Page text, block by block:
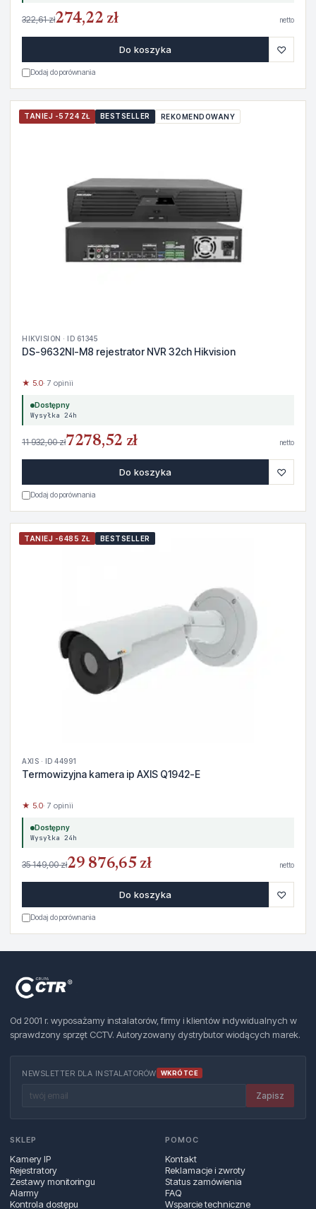
322,61 zł274,22 zł netto
Do koszyka ♡
Dodaj do porównania
TANIEJ -5724 ZŁ BESTSELLER REKOMENDOWANY
HIKVISION · ID 61345
DS-9632NI-M8 rejestrator NVR 32ch Hikvision
★ 5.0· 7 opinii
Dostępny
Wysyłka 24h
11 932,00 zł7278,52 zł netto
Do koszyka ♡
Dodaj do porównania
TANIEJ -6485 ZŁ BESTSELLER
AXIS · ID 44991
Termowizyjna kamera ip AXIS Q1942-E
★ 5.0· 7 opinii
Dostępny
Wysyłka 24h
35 149,00 zł29 876,65 zł netto
Do koszyka ♡
Dodaj do porównania
Od 2001 r. wyposażamy instalatorów, firmy i klientów indywidualnych w
sprawdzony sprzęt CCTV. Autoryzowany dystrybutor wiodących marek.
NEWSLETTER DLA INSTALATORÓW WKRÓTCE
Zapisz
SKLEP
Kamery IP
Rejestratory
Zestawy monitoringu
Alarmy
Kontrola dostępu
POMOC
Kontakt
Reklamacje i zwroty
Status zamówienia
FAQ
Wsparcie techniczne